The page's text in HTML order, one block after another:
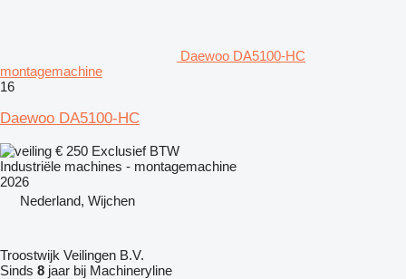
Daewoo DA5100-HC
montagemachine
16
Daewoo DA5100-HC
€ 250 Exclusief BTW
Industriële machines - montagemachine
2026
Nederland, Wijchen
Troostwijk Veilingen B.V.
Sinds 8 jaar bij Machineryline